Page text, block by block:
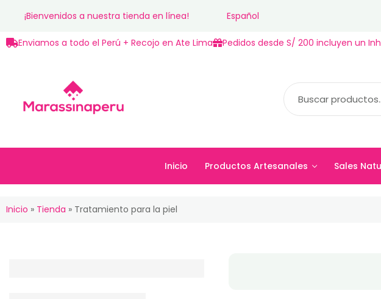
¡Bienvenidos a nuestra tienda en línea! Español
Enviamos a todo el Perú + Recojo en Ate Lima Pedidos desde S/ 200 incluyen un
Inicio Productos Artesanales Sales
Inicio Productos Artesanales Sales
Inicio » Tienda » Tratamiento para la piel